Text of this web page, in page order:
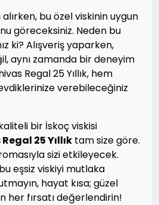
alırken, bu özel viskinin uygun
göreceksiniz. Neden bu
ki? Alışveriş yaparken,
aynı zamanda bir deneyim
Regal 25 Yıllık, hem
verebileceğiniz
bir İskoç viskisi
25 Yıllık tam size göre.
sizi etkileyecek.
eşsiz viskiyi mutlaka
hayat kısa; güzel
her fırsatı değerlendirin!